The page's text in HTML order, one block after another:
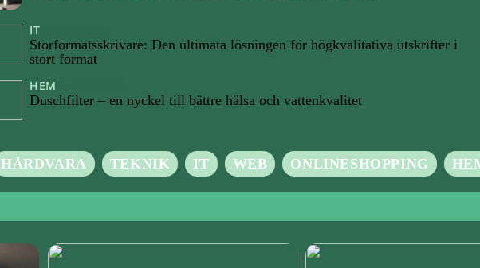
IT
Storformatsskrivare: Den ultimata lösningen för högkvalitativa utskrifter i
stort format
HEM
Duschfilter – en nyckel till bättre hälsa och vattenkvalitet
HÅRDVARA TEKNIK IT WEB ONLINESHOPPING